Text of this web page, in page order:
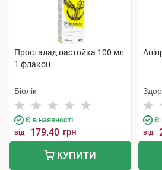
Просталад настойка 100 мл
1 флакон
Біолік
Є в наявності
від 179.40 грн
КУПИТИ
Є
від